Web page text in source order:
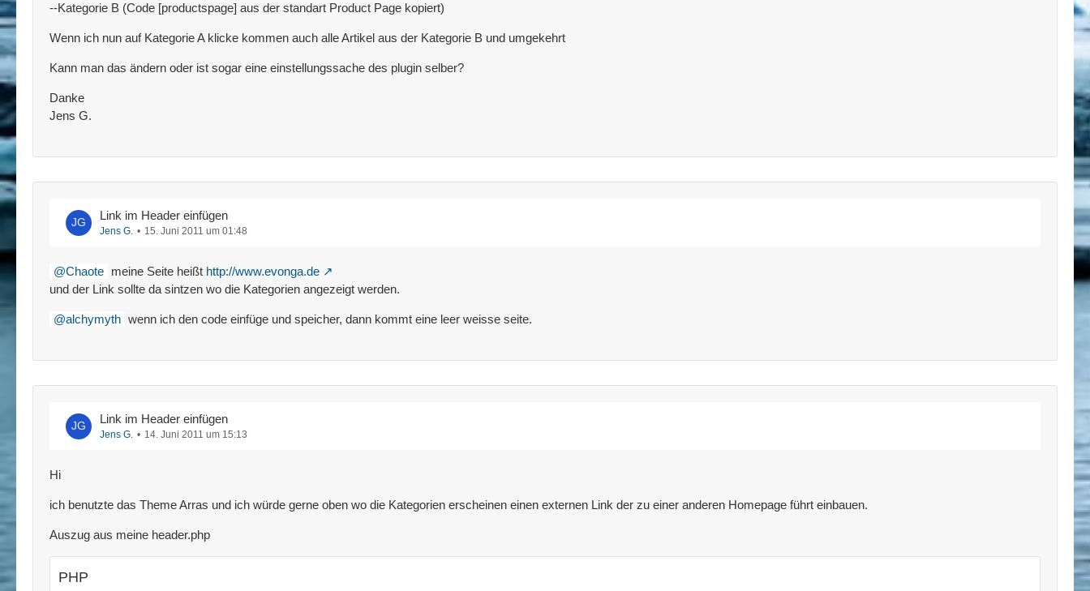
--Kategorie B (Code [productspage] aus der standart Product Page kopiert)
Wenn ich nun auf Kategorie A klicke kommen auch alle Artikel aus der Kategorie B und umgekehrt
Kann man das ändern oder ist sogar eine einstellungssache des plugin selber?
Danke
Jens G.
Link im Header einfügen
Jens G. 15. Juni 2011 um 01:48
Chaote meine Seite heißt http://www.evonga.de
und der Link sollte da sintzen wo die Kategorien angezeigt werden.
alchymyth wenn ich den code einfüge und speicher, dann kommt eine leer weisse seite.
Link im Header einfügen
Jens G. 14. Juni 2011 um 15:13
Hi
ich benutzte das Theme Arras und ich würde gerne oben wo die Kategorien erscheinen einen externen Link der zu einer anderen Homepage führt einbauen.
Auszug aus meine header.php
PHP